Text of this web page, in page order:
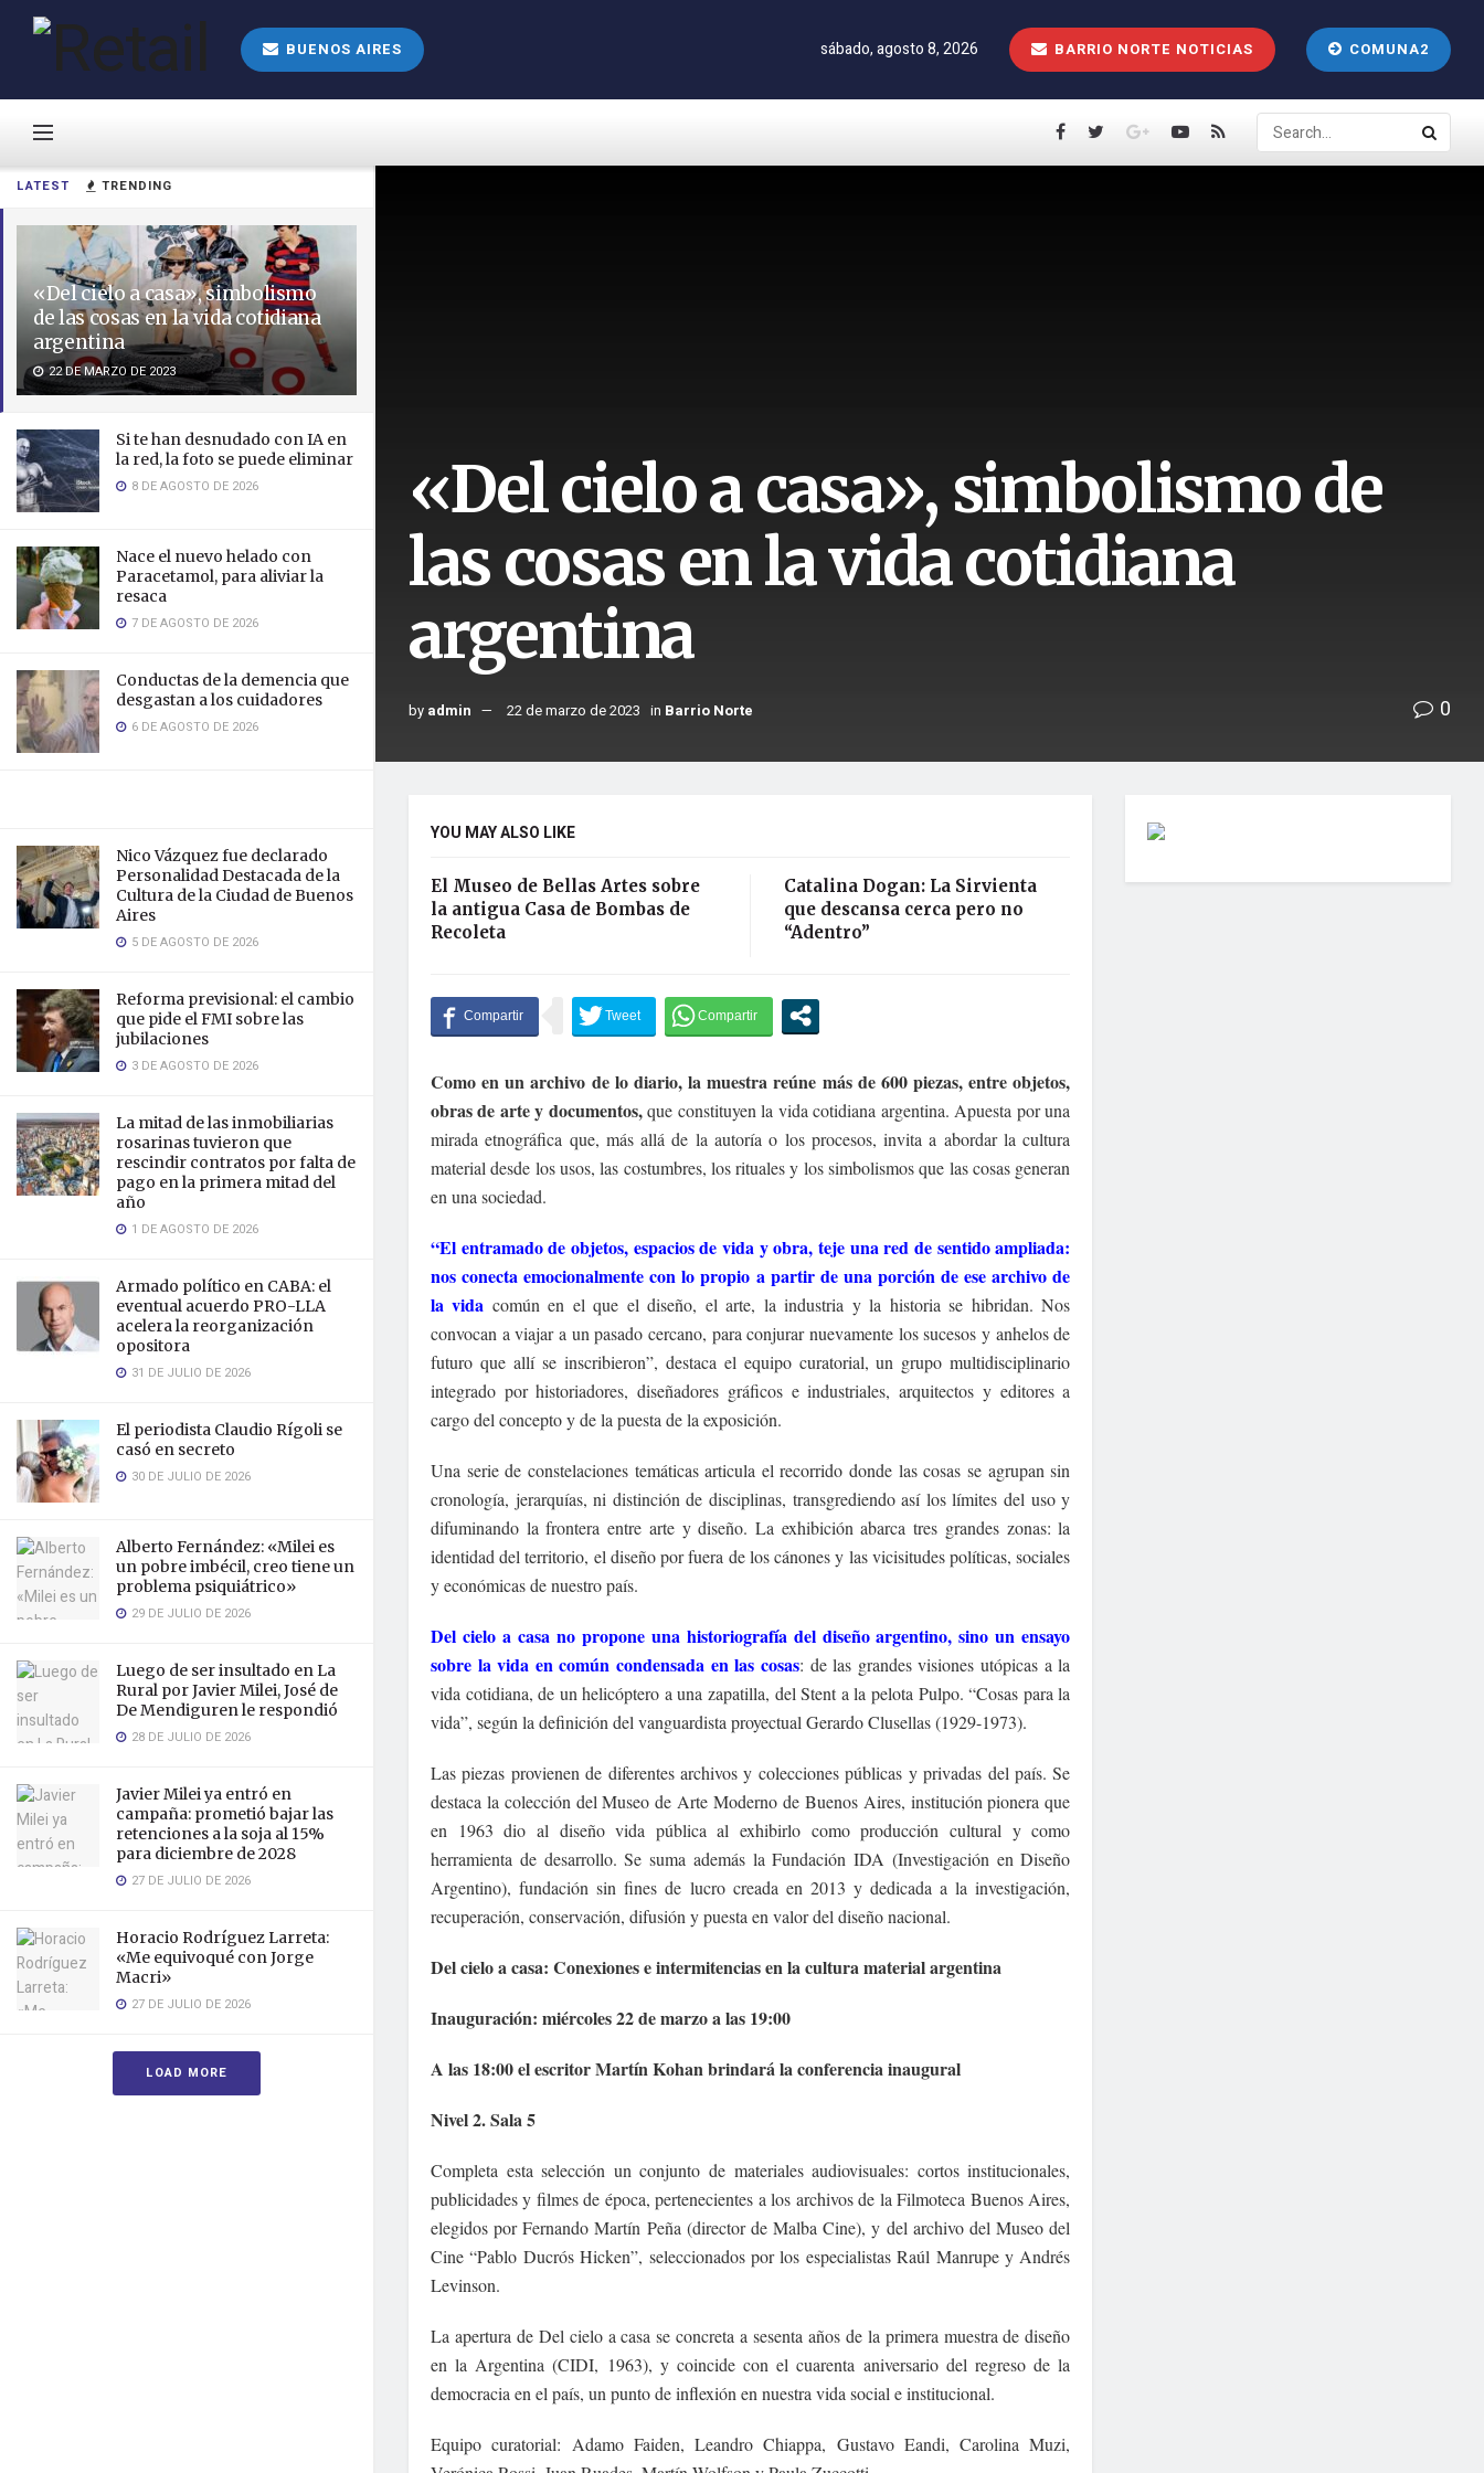
LATEST TRENDING
«Del cielo a casa», simbolismo
de las cosas en la vida cotidiana
argentina
22 DE MARZO DE 2023
Si te han desnudado con IA en
la red, la foto se puede eliminar
8 DE AGOSTO DE 2026
Nace el nuevo helado con
Paracetamol, para aliviar la
resaca
7 DE AGOSTO DE 2026
Conductas de la demencia que
desgastan a los cuidadores
6 DE AGOSTO DE 2026
Nico Vázquez fue declarado
Personalidad Destacada de la
Cultura de la Ciudad de Buenos
Aires
5 DE AGOSTO DE 2026
Reforma previsional: el cambio
que pide el FMI sobre las
jubilaciones
3 DE AGOSTO DE 2026
La mitad de las inmobiliarias
rosarinas tuvieron que
rescindir contratos por falta de
pago en la primera mitad del
año
1 DE AGOSTO DE 2026
Armado político en CABA: el
eventual acuerdo PRO-LLA
acelera la reorganización
opositora
31 DE JULIO DE 2026
El periodista Claudio Rígoli se
casó en secreto
30 DE JULIO DE 2026
Alberto Fernández: «Milei es
un pobre imbécil, creo tiene un
problema psiquiátrico»
29 DE JULIO DE 2026
Luego de ser insultado en La
Rural por Javier Milei, José de
De Mendiguren le respondió
28 DE JULIO DE 2026
Javier Milei ya entró en
campaña: prometió bajar las
retenciones a la soja al 15%
para diciembre de 2028
27 DE JULIO DE 2026
Horacio Rodríguez Larreta:
«Me equivoqué con Jorge
Macri»
27 DE JULIO DE 2026
LOAD MORE
BUENOS AIRES sábado, agosto 8, 2026 BARRIO NORTE NOTICIAS COMUNA2
«Del cielo a casa», simbolismo de
las cosas en la vida cotidiana
argentina
by admin 22 de marzo de 2023 in Barrio Norte 0
YOU MAY ALSO LIKE
El Museo de Bellas Artes sobre
la antigua Casa de Bombas de
Recoleta
Catalina Dogan: La Sirvienta
que descansa cerca pero no
“Adentro”
Como en un archivo de lo diario, la muestra reúne más de 600 piezas, entre objetos,
obras de arte y documentos,que constituyen la vida cotidiana argentina. Apuesta por una
mirada etnográfica que, más allá de la autoría o los procesos, invita a abordar la cultura
material desde los usos, las costumbres, los rituales y los simbolismos que las cosas generan
en una sociedad.
“El entramado de objetos, espacios de vida y obra, teje una red de sentido ampliada:
nos conecta emocionalmente con lo propio a partir de una porción de ese archivo de
la vida común en el que el diseño, el arte, la industria y la historia se hibridan. Nos
convocan a viajar a un pasado cercano, para conjurar nuevamente los sucesos y anhelos de
futuro que allí se inscribieron”, destaca el equipo curatorial, un grupo multidisciplinario
integrado por historiadores, diseñadores gráficos e industriales, arquitectos y editores a
cargo del concepto y de la puesta de la exposición.
Una serie de constelaciones temáticas articula el recorrido donde las cosas se agrupan sin
cronología, jerarquías, ni distinción de disciplinas, transgrediendo así los límites del uso y
difuminando la frontera entre arte y diseño. La exhibición abarca tres grandes zonas: la
identidad del territorio, el diseño por fuera de los cánones y las vicisitudes políticas, sociales
y económicas de nuestro país.
Del cielo a casa no propone una historiografía del diseño argentino, sino un ensayo
sobre la vida en común condensada en las cosas: de las grandes visiones utópicas a la
vida cotidiana, de un helicóptero a una zapatilla, del Stent a la pelota Pulpo. “Cosas para la
vida”, según la definición del vanguardista proyectual Gerardo Clusellas (1929-1973).
Las piezas provienen de diferentes archivos y colecciones públicas y privadas del país. Se
destaca la colección del Museo de Arte Moderno de Buenos Aires, institución pionera que
en 1963 dio al diseño vida pública al exhibirlo como producción cultural y como
herramienta de desarrollo. Se suma además la Fundación IDA (Investigación en Diseño
Argentino), fundación sin fines de lucro creada en 2013 y dedicada a la investigación,
recuperación, conservación, difusión y puesta en valor del diseño nacional.
Del cielo a casa: Conexiones e intermitencias en la cultura material argentina
Inauguración: miércoles 22 de marzo a las 19:00
A las 18:00 el escritor Martín Kohan brindará la conferencia inaugural
Nivel 2. Sala 5
Completa esta selección un conjunto de materiales audiovisuales: cortos institucionales,
publicidades y filmes de época, pertenecientes a los archivos de la Filmoteca Buenos Aires,
elegidos por Fernando Martín Peña (director de Malba Cine), y del archivo del Museo del
Cine “Pablo Ducrós Hicken”, seleccionados por los especialistas Raúl Manrupe y Andrés
Levinson.
La apertura de Del cielo a casa se concreta a sesenta años de la primera muestra de diseño
en la Argentina (CIDI, 1963), y coincide con el cuarenta aniversario del regreso de la
democracia en el país, un punto de inflexión en nuestra vida social e institucional.
Equipo curatorial: Adamo Faiden, Leandro Chiappa, Gustavo Eandi, Carolina Muzi,